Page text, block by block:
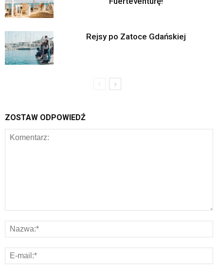
Rejsy po Zatoce Gdańskiej
ZOSTAW ODPOWIEDŹ